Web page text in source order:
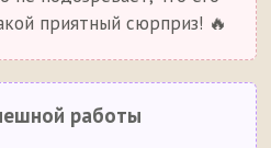
приятный сюрприз! 🔥
работы